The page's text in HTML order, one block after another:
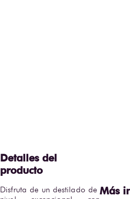
Disfruta de un destilado de